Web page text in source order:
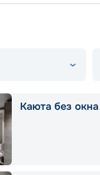
Каюта без